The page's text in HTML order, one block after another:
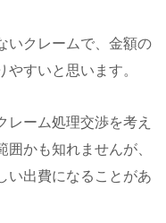
いクレームで、金額の
すいと思います。
レーム処理交渉を考え
かも知れませんが、
い出費になることがあ